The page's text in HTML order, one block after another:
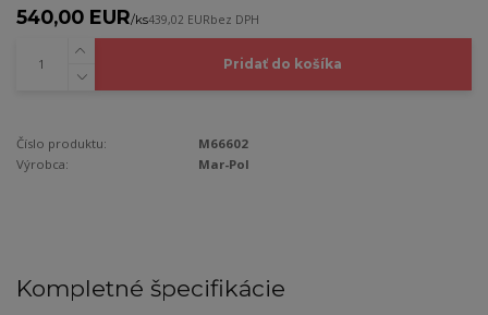
540,00 EUR/ks439,02 EURbez DPH
Pridať do košíka
Číslo produktu:
M66602
Výrobca:
Mar-Pol
Kompletné špecifikácie